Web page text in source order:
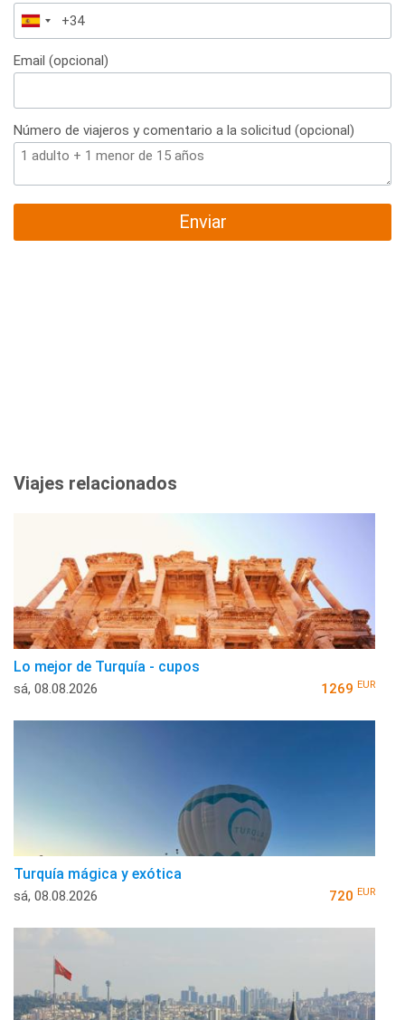
España
+34
Email (opcional)
Número de viajeros y comentario a la solicitud (opcional)
Enviar
Viajes relacionados
Lo mejor de Turquía - cupos
sá, 08.08.2026 1269 EUR
Turquía mágica y exótica
sá, 08.08.2026 720 EUR